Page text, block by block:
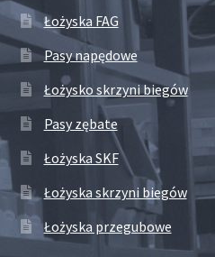
Łożyska FAG
Pasy napędowe
Łożysko skrzyni biegów
Pasy zębate
Łożyska SKF
Łożyska skrzyni biegów
Łożyska przegubowe